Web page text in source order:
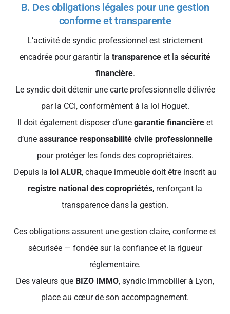
B. Des obligations légales pour une gestion
conforme et transparente
L’activité de syndic professionnel est strictement
encadrée pour garantir la transparence et la sécurité
financière.
Le syndic doit détenir une carte professionnelle délivrée
par la CCI, conformément à la loi Hoguet.
Il doit également disposer d’une garantie financièreet
d’une assurance responsabilité civile professionnelle
pour protéger les fonds des copropriétaires.
Depuis la loi ALUR, chaque immeuble doit être inscrit au
registre national des copropriétés, renforçant la
transparence dans la gestion.
Ces obligations assurent une gestion claire, conforme et
sécurisée — fondée sur la confiance et la rigueur
réglementaire.
Des valeurs que BIZO IMMO, syndic immobilier à Lyon,
place au cœur de son accompagnement.